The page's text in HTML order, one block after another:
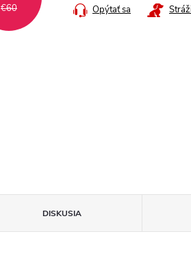
€60 Opýtať sa
DISKUSIA